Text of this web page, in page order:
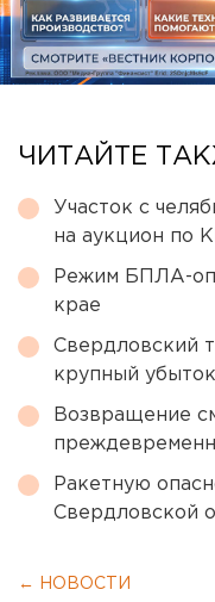
ЧИТАЙТЕ
Участок с
на аукцион по
Режим БПЛА-
крае
Свердловский
крупный убыток
Возвращение
Ракетную
Свердловской
← НОВОСТИ